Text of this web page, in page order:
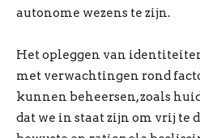
autonome wezens te zijn.
Het opleggen van
met verwachtingen rond
kunnen beheersen, zoals
dat we in staat zijn om vrij te